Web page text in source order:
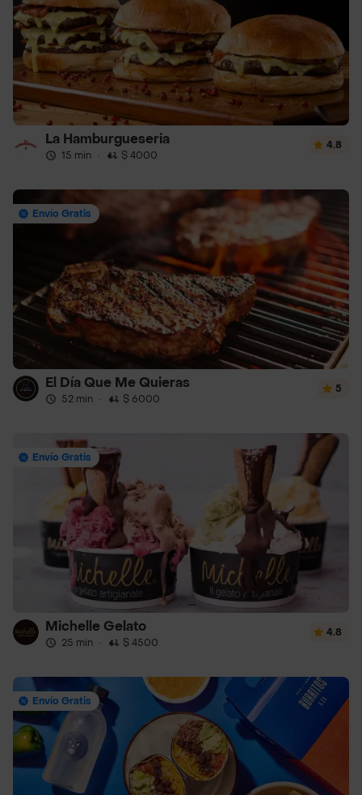
La Hamburgueseria
15 min · $ 4000
4.8
Envío Gratis
El Día Que Me Quieras
52 min · $ 6000
5
Envío Gratis
Michelle Gelato
25 min · $ 4500
4.8
Envío Gratis